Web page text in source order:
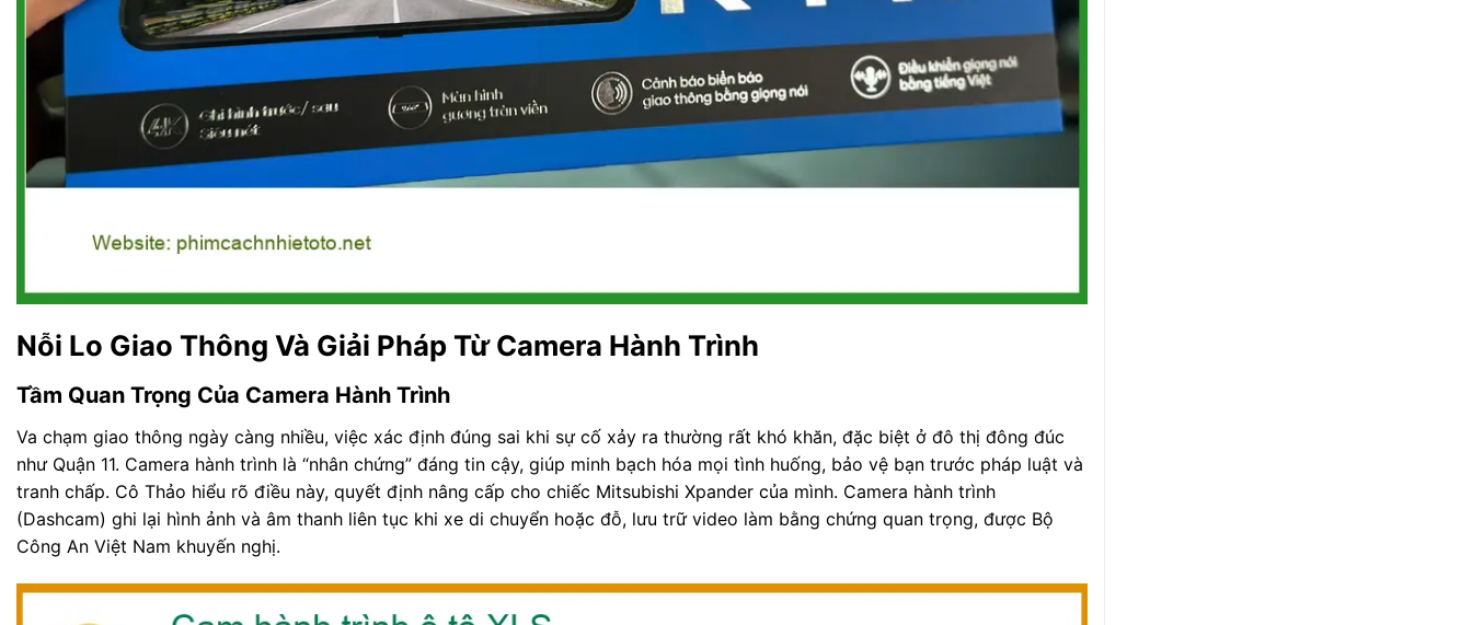
Nỗi Lo Giao Thông Và Giải Pháp Từ Camera Hành Trình
Tầm Quan Trọng Của Camera Hành Trình
Va chạm giao thông ngày càng nhiều, việc xác định đúng sai khi sự cố xảy ra thường rất khó khăn, đặc biệt ở đô thị đông đúc
như Quận 11. Camera hành trình là “nhân chứng” đáng tin cậy, giúp minh bạch hóa mọi tình huống, bảo vệ bạn trước pháp luật và
tranh chấp. Cô Thảo hiểu rõ điều này, quyết định nâng cấp cho chiếc Mitsubishi Xpander của mình. Camera hành trình
(Dashcam) ghi lại hình ảnh và âm thanh liên tục khi xe di chuyển hoặc đỗ, lưu trữ video làm bằng chứng quan trọng, được Bộ
Công An Việt Nam khuyến nghị.